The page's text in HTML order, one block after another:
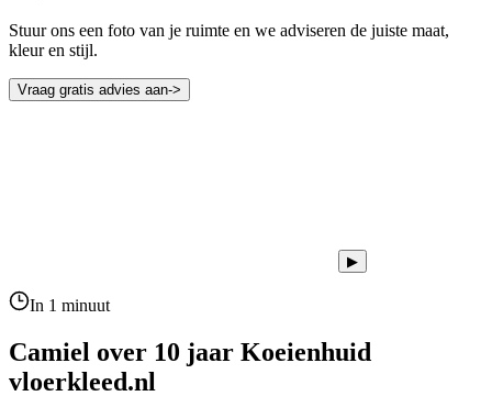
Stuur ons een foto van je ruimte en we adviseren de juiste maat,
kleur en stijl.
Vraag gratis advies aan->
▶
In 1 minuut
Camiel over 10 jaar Koeienhuid
vloerkleed.nl